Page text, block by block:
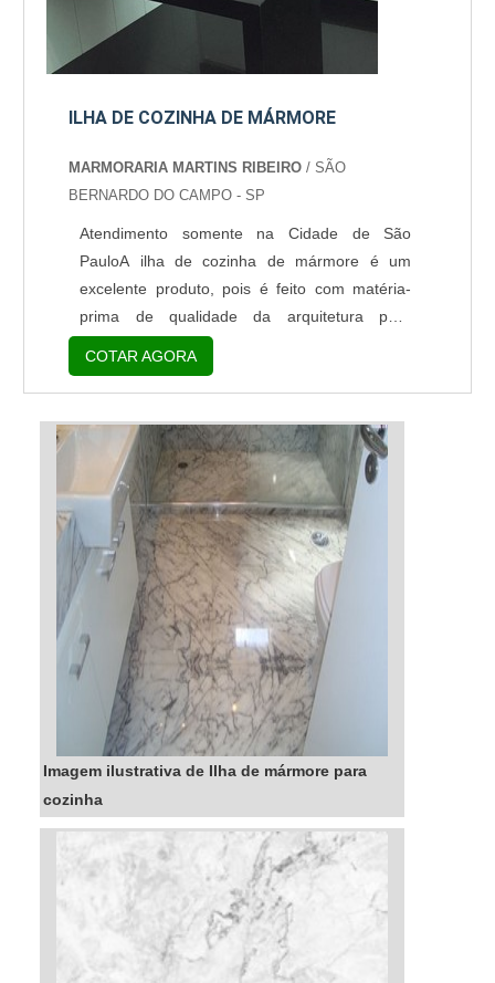
ILHA DE COZINHA DE MÁRMORE
MARMORARIA MARTINS RIBEIRO/ SÃO
BERNARDO DO CAMPO - SP
Atendimento somente na Cidade de São
PauloA ilha de cozinha de mármore é um
excelente produto, pois é feito com matéria-
prima de qualidade da arquitetura para
cozinhas, a ilha de mármore para cozinha é
um produto que confere modernidade,
praticidade e sofisticação ao ambiente.A
estrutura pode ajudar para integrar os mais
variados espaços da residência, além de ser
útil por permitir o preparo de refeições rápidas,
entre outras utilidades...
COTAR AGORA
Imagem ilustrativa de Ilha de mármore para
cozinha